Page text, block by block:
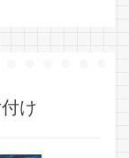
け